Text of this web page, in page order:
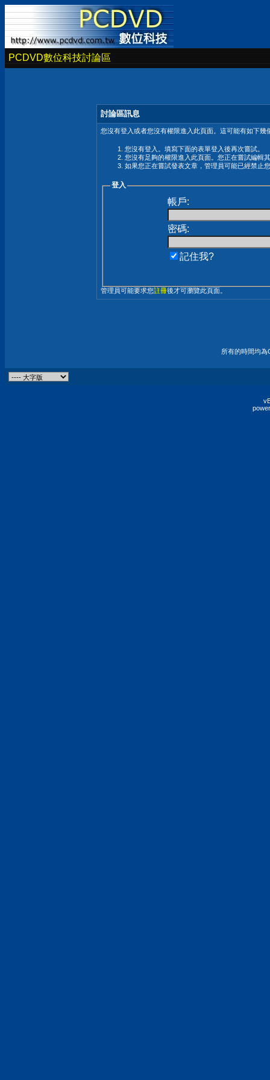
PCDVD數位科技討論區
討論區訊息
您沒有登入或者您沒有權限進入此頁面。這可能有如下幾
您沒有登入。填寫下面的表單登入後再次嘗試。
您沒有足夠的權限進入此頁面。您正在嘗試編輯
如果您正在嘗試發表文章，管理員可能已經禁止
登入
帳戶:
密碼:
記住我?
管理員可能要求您註冊後才可瀏覽此頁面。
所有的時間均為